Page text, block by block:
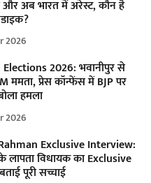
अब भारत में अरेस्ट, कौन है
2026
2026: भवानीपुर से
ममता, प्रेस कॉन्फेंस में BJP पर
हमला
2026
Exclusive Interview:
लापता विधायक का Exclusive
पूरी सच्चाई